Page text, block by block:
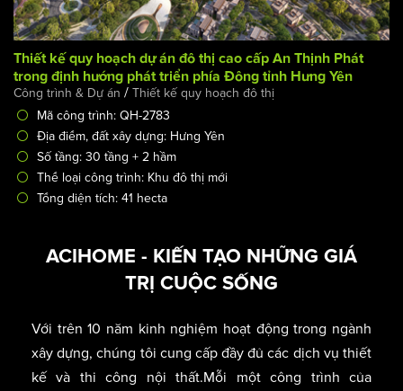
trong định hướng phát triển phía Đông tỉnh Hưng Yên
Công trình & Dự án/ Thiết kế quy hoạch đô thị
Mã công trình: QH-2783
Địa điểm, đất xây dựng: Hưng Yên
Số tầng: 30 tầng + 2 hầm
Tổng diện tích: 41 hecta
TRỊ CUỘC SỐNG
Với trên 10 năm kinh nghiệm hoạt động trong ngành